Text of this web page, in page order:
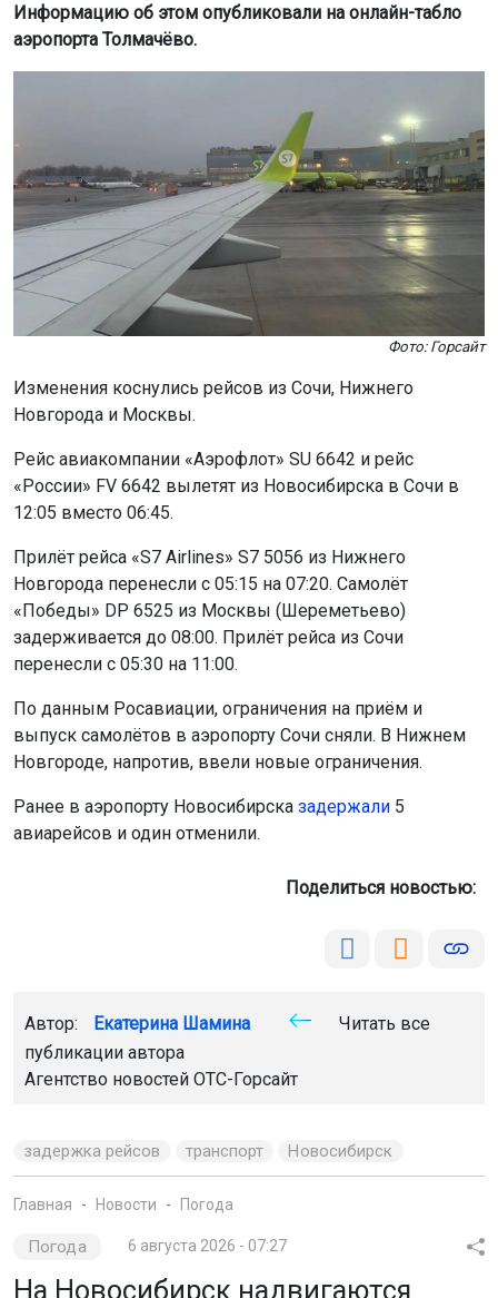
Информацию об этом опубликовали на онлайн-табло
аэропорта Толмачёво.
Фото: Горсайт
Изменения коснулись рейсов из Сочи, Нижнего
Новгорода и Москвы.
Рейс авиакомпании «Аэрофлот» SU 6642 и рейс
«России» FV 6642 вылетят из Новосибирска в Сочи в
12:05 вместо 06:45.
Прилёт рейса «S7 Airlines» S7 5056 из Нижнего
Новгорода перенесли с 05:15 на 07:20. Самолёт
«Победы» DP 6525 из Москвы (Шереметьево)
задерживается до 08:00. Прилёт рейса из Сочи
перенесли с 05:30 на 11:00.
По данным Росавиации, ограничения на приём и
выпуск самолётов в аэропорту Сочи сняли. В Нижнем
Новгороде, напротив, ввели новые ограничения.
Ранее в аэропорту Новосибирска задержали 5
авиарейсов и один отменили.
Поделиться новостью:
Автор: Екатерина Шамина
Читать все
публикации автора
Агентство новостей ОТС-Горсайт
задержка рейсов транспорт Новосибирск
Главная Новости Погода
Погода 6 августа 2026 - 07:27
На Новосибирск надвигаются